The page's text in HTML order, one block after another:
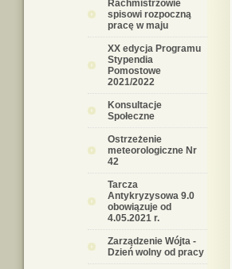
Rachmistrzowie
spisowi rozpoczną
pracę w maju
XX edycja Programu
Stypendia
Pomostowe
2021/2022
Konsultacje
Społeczne
Ostrzeżenie
meteorologiczne Nr
42
Tarcza
Antykryzysowa 9.0
obowiązuje od
4.05.2021 r.
Zarządzenie Wójta -
Dzień wolny od pracy